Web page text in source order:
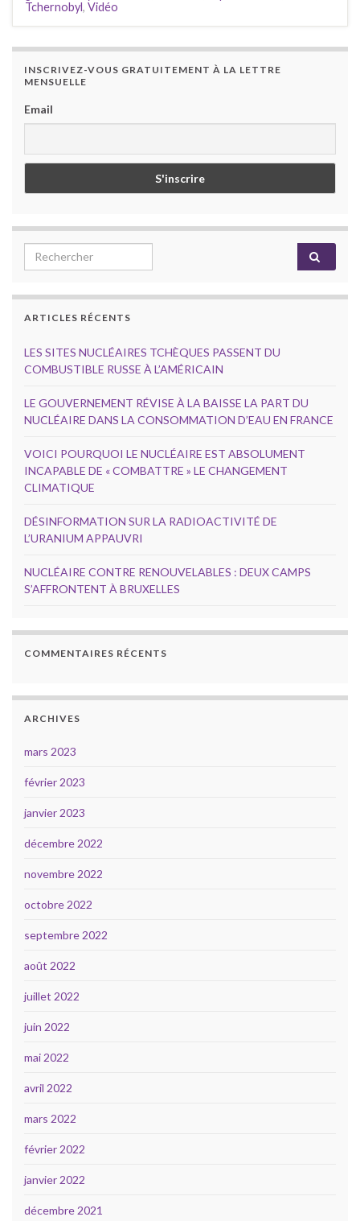
Tchernobyl, Vidéo
INSCRIVEZ-VOUS GRATUITEMENT À LA LETTRE
MENSUELLE
Email
Search for:
ARTICLES RÉCENTS
LES SITES NUCLÉAIRES TCHÈQUES PASSENT DU
COMBUSTIBLE RUSSE À L’AMÉRICAIN
LE GOUVERNEMENT RÉVISE À LA BAISSE LA PART DU
NUCLÉAIRE DANS LA CONSOMMATION D’EAU EN FRANCE
VOICI POURQUOI LE NUCLÉAIRE EST ABSOLUMENT
INCAPABLE DE « COMBATTRE » LE CHANGEMENT
CLIMATIQUE
DÉSINFORMATION SUR LA RADIOACTIVITÉ DE
L’URANIUM APPAUVRI
NUCLÉAIRE CONTRE RENOUVELABLES : DEUX CAMPS
S’AFFRONTENT À BRUXELLES
COMMENTAIRES RÉCENTS
ARCHIVES
mars 2023
février 2023
janvier 2023
décembre 2022
novembre 2022
octobre 2022
septembre 2022
août 2022
juillet 2022
juin 2022
mai 2022
avril 2022
mars 2022
février 2022
janvier 2022
décembre 2021